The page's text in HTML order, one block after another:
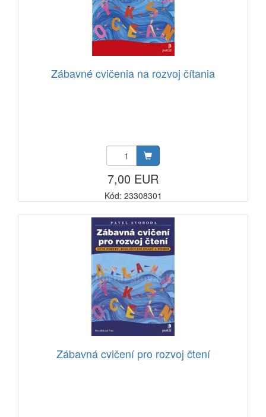
Zábavné cvičenia na rozvoj čítania
7,00 EUR
Kód: 23308301
Zábavná cvičení pro rozvoj čtení